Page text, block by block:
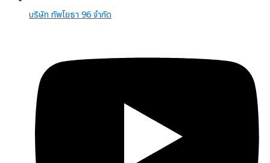
บริษัท ทัพโยธา 96 จํากัด